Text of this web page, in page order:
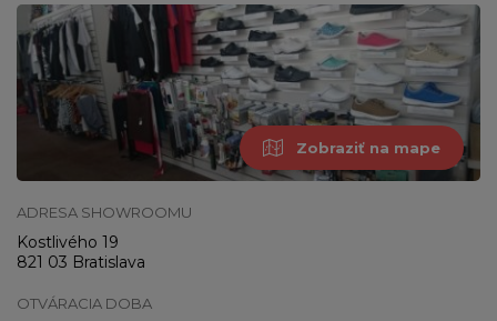
Zobraziť na mape
ADRESA SHOWROOMU
Kostlivého 19
821 03 Bratislava
OTVÁRACIA DOBA